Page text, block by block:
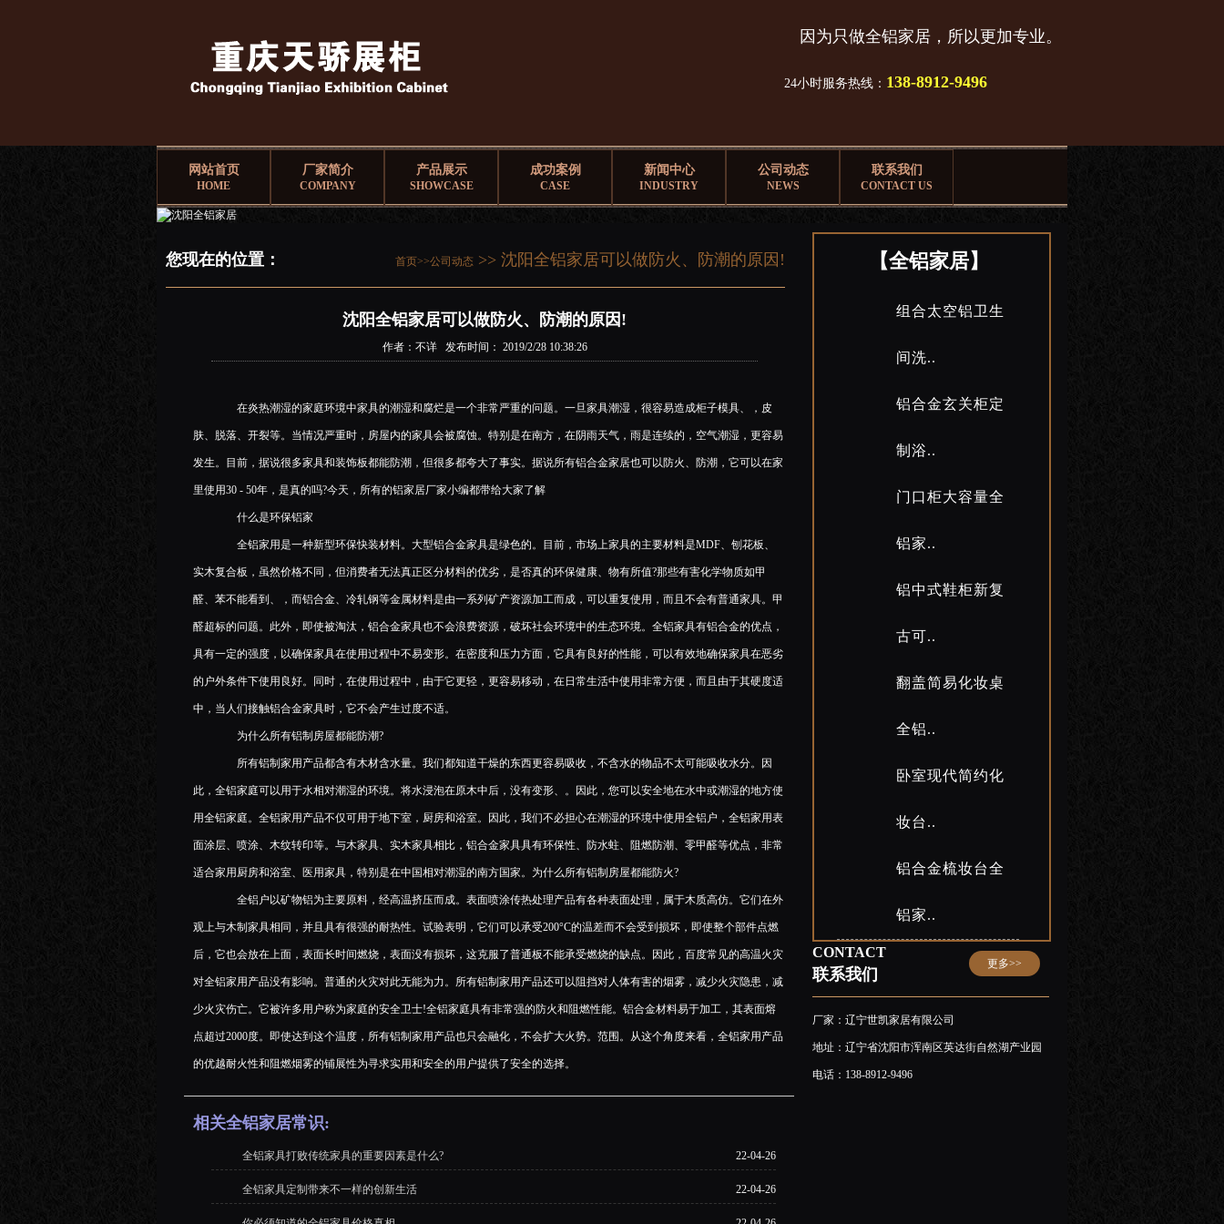
因为只做全铝家居，所以更加专业。
24小时服务热线： 138-8912-9496
网站首页
HOME
厂家简介
COMPANY
产品展示
SHOWCASE
成功案例
CASE
新闻中心
INDUSTRY
公司动态
NEWS
联系我们
CONTACT US
您现在的位置： 首页>>公司动态 >> 沈阳全铝家居可以做防火、防潮的原因!
沈阳全铝家居可以做防火、防潮的原因!
作者：不详 发布时间： 2019/2/28 10:38:26
在炎热潮湿的家庭环境中家具的潮湿和腐烂是一个非常严重的问题。一旦家具潮湿，很容易造成柜子模具、，皮
肤、脱落、开裂等。当情况严重时，房屋内的家具会被腐蚀。特别是在南方，在阴雨天气，雨是连续的，空气潮湿，更容易
发生。目前，据说很多家具和装饰板都能防潮，但很多都夸大了事实。据说所有铝合金家居也可以防火、防潮，它可以在家
里使用30 - 50年，是真的吗?今天，所有的铝家居厂家小编都带给大家了解
什么是环保铝家
全铝家用是一种新型环保快装材料。大型铝合金家具是绿色的。目前，市场上家具的主要材料是MDF、刨花板、
实木复合板，虽然价格不同，但消费者无法真正区分材料的优劣，是否真的环保健康、物有所值?那些有害化学物质如甲
醛、苯不能看到、，而铝合金、冷轧钢等金属材料是由一系列矿产资源加工而成，可以重复使用，而且不会有普通家具。甲
醛超标的问题。此外，即使被淘汰，铝合金家具也不会浪费资源，破坏社会环境中的生态环境。全铝家具有铝合金的优点，
具有一定的强度，以确保家具在使用过程中不易变形。在密度和压力方面，它具有良好的性能，可以有效地确保家具在恶劣
的户外条件下使用良好。同时，在使用过程中，由于它更轻，更容易移动，在日常生活中使用非常方便，而且由于其硬度适
中，当人们接触铝合金家具时，它不会产生过度不适。
为什么所有铝制房屋都能防潮?
所有铝制家用产品都含有木材含水量。我们都知道干燥的东西更容易吸收，不含水的物品不太可能吸收水分。因
此，全铝家庭可以用于水相对潮湿的环境。将水浸泡在原木中后，没有变形、。因此，您可以安全地在水中或潮湿的地方使
用全铝家庭。全铝家用产品不仅可用于地下室，厨房和浴室。因此，我们不必担心在潮湿的环境中使用全铝户，全铝家用表
面涂层、喷涂、木纹转印等。与木家具、实木家具相比，铝合金家具具有环保性、防水蛀、阻燃防潮、零甲醛等优点，非常
适合家用厨房和浴室、医用家具，特别是在中国相对潮湿的南方国家。为什么所有铝制房屋都能防火?
全铝户以矿物铝为主要原料，经高温挤压而成。表面喷涂传热处理产品有各种表面处理，属于木质高仿。它们在外
观上与木制家具相同，并且具有很强的耐热性。试验表明，它们可以承受200°C的温差而不会受到损坏，即使整个部件点燃
后，它也会放在上面，表面长时间燃烧，表面没有损坏，这克服了普通板不能承受燃烧的缺点。因此，百度常见的高温火灾
对全铝家用产品没有影响。普通的火灾对此无能为力。所有铝制家用产品还可以阻挡对人体有害的烟雾，减少火灾隐患，减
少火灾伤亡。它被许多用户称为家庭的安全卫士!全铝家庭具有非常强的防火和阻燃性能。铝合金材料易于加工，其表面熔
点超过2000度。即使达到这个温度，所有铝制家用产品也只会融化，不会扩大火势。范围。从这个角度来看，全铝家用产品
的优越耐火性和阻燃烟雾的铺展性为寻求实用和安全的用户提供了安全的选择。
相关全铝家居常识:
全铝家具打败传统家具的重要因素是什么? 22-04-26
全铝家具定制带来不一样的创新生活 22-04-26
【全铝家居】
组合太空铝卫生
间洗..
铝合金玄关柜定
制浴..
门口柜大容量全
铝家..
铝中式鞋柜新复
古可..
翻盖简易化妆桌
全铝..
卧室现代简约化
妆台..
铝合金梳妆台全
铝家..
CONTACT
联系我们
更多>>
厂家：辽宁世凯家居有限公司
地址：辽宁省沈阳市浑南区英达街自然湖产业园
电话：138-8912-9496